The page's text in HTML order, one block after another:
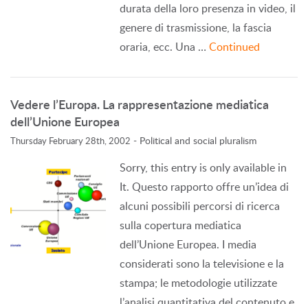
durata della loro presenza in video, il
genere di trasmissione, la fascia
oraria, ecc. Una …Continued
Vedere l’Europa. La rappresentazione mediatica
dell’Unione Europea
Thursday February 28th, 2002 - Political and social pluralism
Sorry, this entry is only available in
It. Questo rapporto offre un’idea di
alcuni possibili percorsi di ricerca
sulla copertura mediatica
dell’Unione Europea. I media
considerati sono la televisione e la
stampa; le metodologie utilizzate